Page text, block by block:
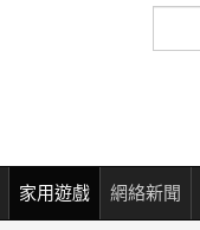
尋
家用遊戲 網絡新聞